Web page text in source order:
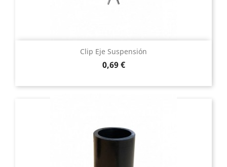
Clip Eje Suspensión
Precio
0,69 €